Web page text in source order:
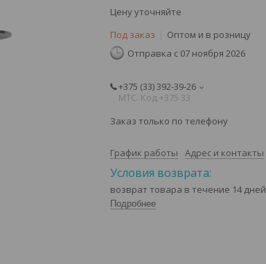
Цену уточняйте
Под заказ
Оптом и в розницу
Отправка с 07 ноября 2026
+375 (33) 392-39-26
МТС. Код +375 33
Заказ только по телефону
График работы Адрес и контакты
возврат товара в течение 14 дней
Подробнее